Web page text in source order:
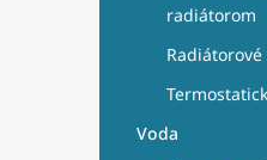
radiátorom
Voda